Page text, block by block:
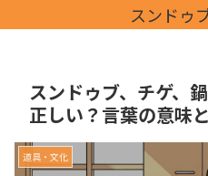
スンドゥ
スンドゥブ、チゲ、
正しい？言葉の意味
道具・文化